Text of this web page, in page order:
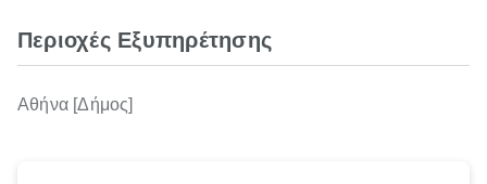
Περιοχές Εξυπηρέτησης
Αθήνα [Δήμος]